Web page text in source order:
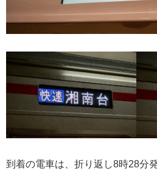
到着の電車は、折り返し8時28分